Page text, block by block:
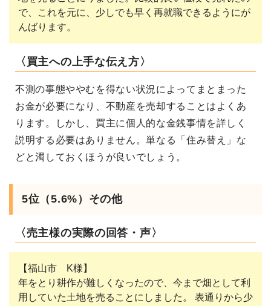
で、これを元に、少しでも早く再就職できるようにが
んばります。
〈買主への上手な伝え方〉
不測の事態ややむを得ない状況によってまとまった
お金が必要になり、不動産を売却することはよくあ
ります。しかし、買主に個人的な金銭事情を詳しく
説明する必要はありません。単なる「住み替え」な
どと濁しておくほうが良いでしょう。
5位（5.6%）その他
〈売主様の実際の回答・声〉
【福山市 K様】
年をとり耕作が難しくなったので、今まで畑として利
用していた土地を売ることにしました。 表通りから少